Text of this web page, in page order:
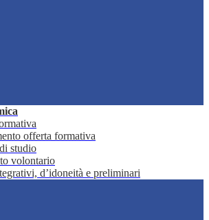
offerta formativa
studio
volontario
d’idoneità e preliminari